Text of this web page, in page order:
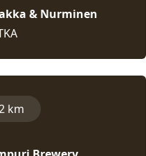
& Nurminen
km